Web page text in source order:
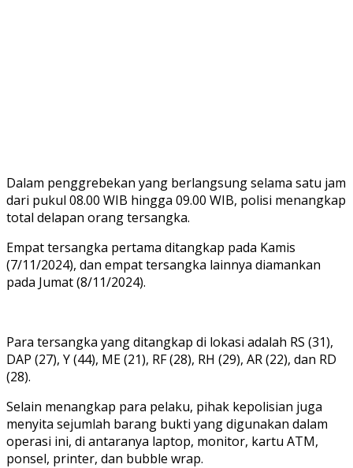
Dalam penggrebekan yang berlangsung selama satu jam
dari pukul 08.00 WIB hingga 09.00 WIB, polisi menangkap
total delapan orang tersangka.
Empat tersangka pertama ditangkap pada Kamis
(7/11/2024), dan empat tersangka lainnya diamankan
pada Jumat (8/11/2024).
Para tersangka yang ditangkap di lokasi adalah RS (31),
DAP (27), Y (44), ME (21), RF (28), RH (29), AR (22), dan RD
(28).
Selain menangkap para pelaku, pihak kepolisian juga
menyita sejumlah barang bukti yang digunakan dalam
operasi ini, di antaranya laptop, monitor, kartu ATM,
ponsel, printer, dan bubble wrap.